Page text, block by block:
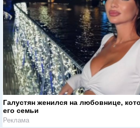
Галустян женился на любовнице,
его семьи
Реклама